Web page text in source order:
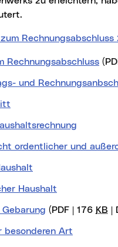
Rechnungsabschluss
Rechnungsabschluss
und
ordentlicher und
Haushalt
Gebarung (PDF | 176 KB |
besonderen Art